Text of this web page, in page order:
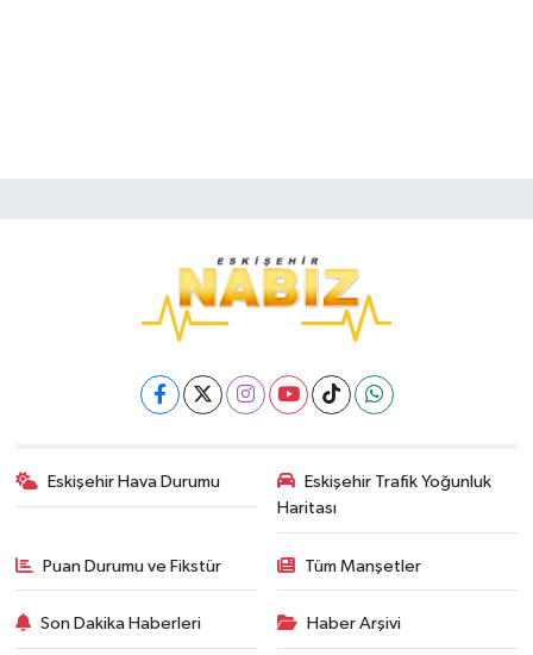
Eskişehir Hava Durumu
Eskişehir Trafik Yoğunluk
Haritası
Puan Durumu ve Fikstür Tüm Manşetler
Son Dakika Haberleri Haber Arşivi